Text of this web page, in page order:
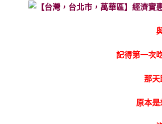
記得第一次
那天
原本